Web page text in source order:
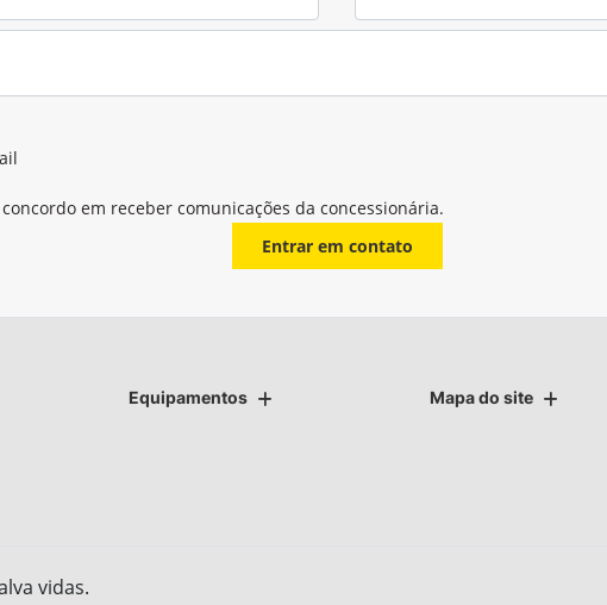
em receber comunicações da concessionária.
Entrar em contato
Equipamentos Mapa do site
vidas.